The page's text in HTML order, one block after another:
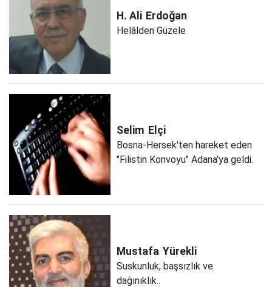
H. Ali Erdoğan
Helâlden Güzele
Selim Elçi
Bosna-Hersek'ten hareket eden
"Filistin Konvoyu" Adana'ya geldi.
Mustafa Yürekli
Suskunluk, başsızlık ve
dağınıklık..